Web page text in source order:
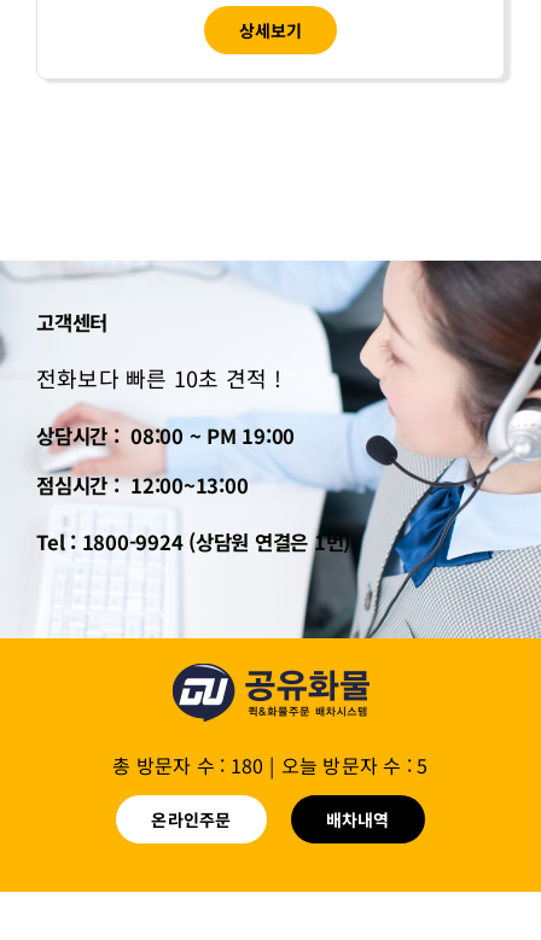
상세보기
고객센터
전화보다 빠른 10초 견적 !
상담시간 : 08:00 ~ PM 19:00
점심시간 : 12:00~13:00
Tel : 1800-9924 (상담원 연결은 1번)
총 방문자 수 : 180 | 오늘 방문자 수 : 5
온라인주문 배차내역